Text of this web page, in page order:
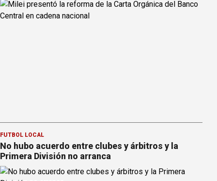
FÚTBOL LOCAL
No hubo acuerdo entre clubes y árbitros y la
Primera División no arranca